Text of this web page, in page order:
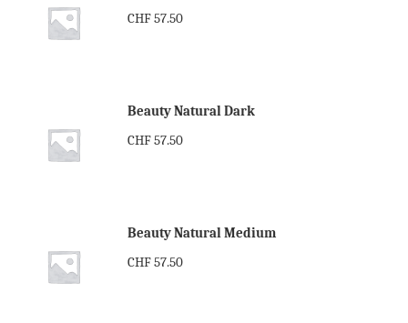
CHF57.50
Beauty Natural Dark
CHF57.50
Beauty Natural Medium
CHF57.50